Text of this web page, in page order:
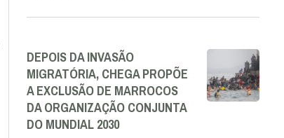
DEPOIS DA INVASÃO
MIGRATÓRIA, CHEGA PROPÕE
A EXCLUSÃO DE MARROCOS
DA ORGANIZAÇÃO CONJUNTA
DO MUNDIAL 2030